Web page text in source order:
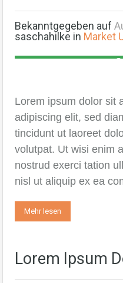
Bekanntgegeben auf
saschahilke in Market
Lorem ipsum dolor sit
adipiscing elit, sed
tincidunt ut laoreet
volutpat. Ut wisi enim
nostrud exerci tation
nisl ut aliquip ex ea
Mehr lesen
Lorem Ipsum